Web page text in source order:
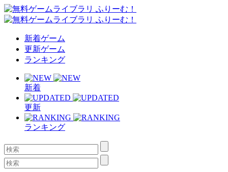
新着ゲーム
更新ゲーム
ランキング
新着
更新
ランキング